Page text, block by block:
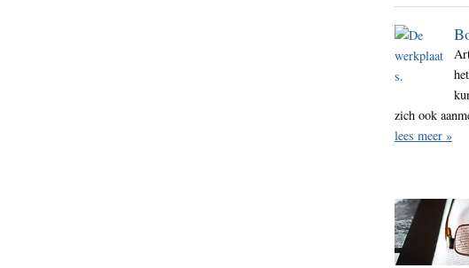
zich ook
lees meer »